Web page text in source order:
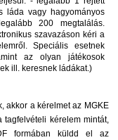
láda vagy hagyományos
200 megtalálás.
szavazáson kéri a
Speciális esetnek
az olyan játékosok
ill. keresnek ládákat.)
akkor a kérelmet az MGKE
tagfelvételi kérelem mintát,
formában küldd el az